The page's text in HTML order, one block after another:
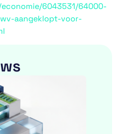
6043531/64000-
aangeklopt-voor-